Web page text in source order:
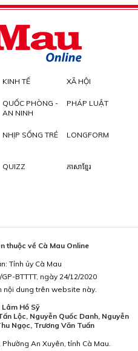
KINH TẾ XÃ HỘI
QUỐC PHÒNG -
AN NINH
PHÁP LUẬT
NHỊP SỐNG TRẺ LONGFORM
QUIZZ ភាសាខ្មែរ
thuộc về Cà Mau Online
Tỉnh ủy Cà Mau
BTTTT, ngày 24/12/2020
nội dung trên website này.
Lâm Hồ Sỹ
Lộc, Nguyễn Quốc Danh, Nguyễn
Ngọc, Trương Văn Tuấn
An Xuyên, tỉnh Cà Mau.